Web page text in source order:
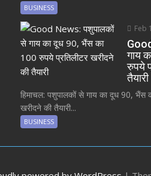
BUSINESS
Feb
गाय
रुपये
तैयारी
हिमाचल: पशुपालकों से गाय का दूध 90, भैंस
खरीदने की तैयारी...
BUSINESS